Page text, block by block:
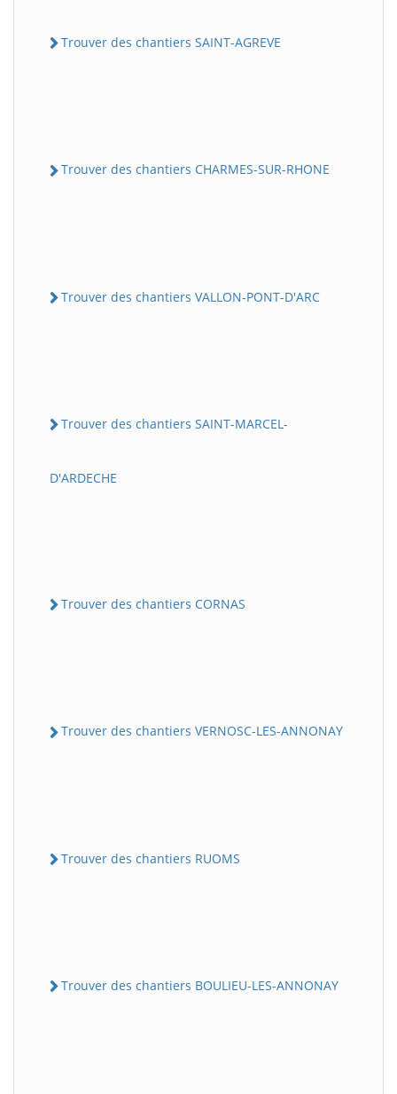
Trouver des chantiers SAINT-AGREVE
Trouver des chantiers CHARMES-SUR-RHONE
Trouver des chantiers VALLON-PONT-D'ARC
Trouver des chantiers SAINT-MARCEL-
D'ARDECHE
Trouver des chantiers CORNAS
Trouver des chantiers VERNOSC-LES-ANNONAY
Trouver des chantiers RUOMS
Trouver des chantiers BOULIEU-LES-ANNONAY